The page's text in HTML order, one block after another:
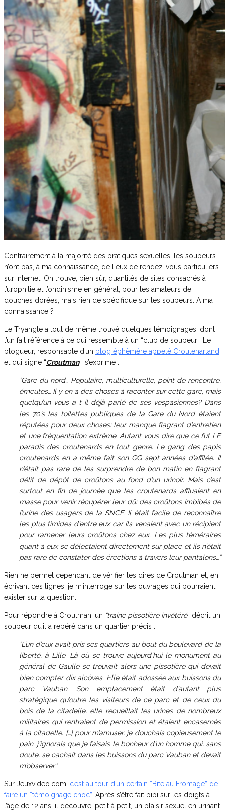
Contrairement à la majorité des pratiques sexuelles, les soupeurs
n’ont pas, à ma connaissance, de lieux de rendez-vous particuliers
sur internet. On trouve, bien sûr, quantités de sites consacrés à
l’urophilie et l’ondinisme en général, pour les amateurs de
douches dorées, mais rien de spécifique sur les soupeurs. A ma
connaissance ?
Le Tryangle a tout de même trouvé quelques témoignages, dont
l’un fait référence à ce qui ressemble à un “club de soupeur”. Le
blogueur, responsable d’un blog éphèmére appelé Croutenarland,
et qui signe “Croutman“, s’exprime :
“Gare du nord… Populaire, multiculturelle, point de rencontre,
émeutes… Il y en a des choses à raconter sur cette gare, mais
quelqu’un vous a t il déjà parlé de ses vespasiennes? Dans
les 70’s les toilettes publiques de la Gare du Nord étaient
réputées pour deux choses: leur manque flagrant d’entretien
et une fréquentation extrême. Autant vous dire que ce fut LE
paradis des croutenards en tout genre. Le gang des papis
croutenards en a même fait son QG sept années d’affilée. Il
n’était pas rare de les surprendre de bon matin en flagrant
délit de dépôt de croûtons au fond d’un urinoir. Mais c’est
surtout en fin de journée que les croutenards affluaient en
masse pour venir récupérer leur dû: des croûtons imbibés de
l’urine des usagers de la SNCF. Il était facile de reconnaître
les plus timides d’entre eux car ils venaient avec un récipient
pour ramener leurs croûtons chez eux. Les plus téméraires
quant à eux se délectaient directement sur place et ils n’était
pas rare de constater des érections à travers leur pantalons…”
Rien ne permet cependant de vérifier les dires de Croutman et, en
écrivant ces lignes, je m’interroge sur les ouvrages qui pourraient
exister sur la question.
Pour répondre à Croutman, un “traine pissotière invétéré” décrit un
soupeur qu’il a repéré dans un quartier précis :
“L’un d’eux avait pris ses quartiers au bout du boulevard de la
liberté, à Lille. Là où se trouve aujourd’hui le monument au
général de Gaulle se trouvait alors une pissotière qui devait
bien compter dix alcôves. Elle était adossée aux buissons du
parc Vauban. Son emplacement était d’autant plus
stratégique qu’outre les visiteurs de ce parc et de ceux du
bois de la citadelle, elle recueillait les urines de nombreux
militaires qui rentraient de permission et étaient encasernés
à la citadelle. […] pour m’amuser, je douchais copieusement le
pain. j’ignorais que je faisais le bonheur d’un homme qui, sans
doute, se cachait dans les buissons du parc Vauban et devait
m’observer.”
Sur Jeuxvideo.com, c’est au tour d’un certain “Bite au Fromage” de
faire un “témoignage choc”. Après s’être fait pipi sur les doigts à
l’âge de 12 ans, il découvre, petit à petit, un plaisir sexuel en urinant